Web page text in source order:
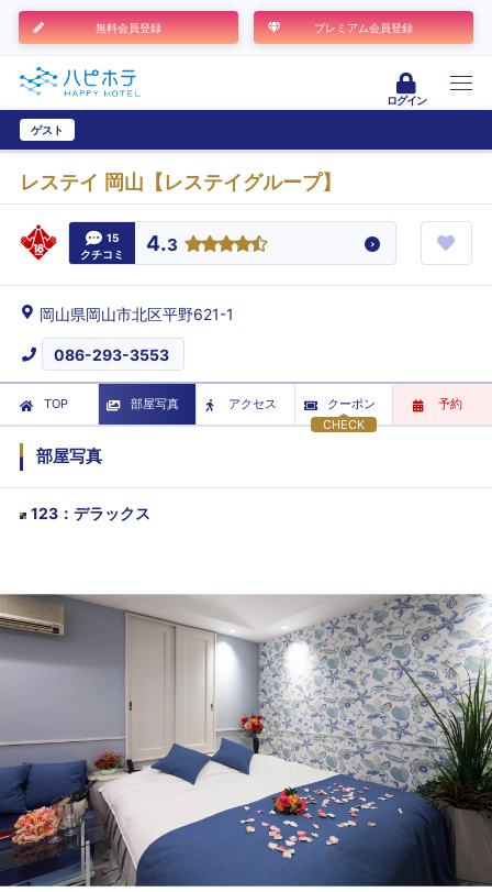
無料会員登録 プレミアム会員登録
ログイン
ゲスト
レステイ 岡山【レステイグループ】
15
クチコミ
4.3
岡山県岡山市北区平野621-1
086-293-3553
TOP 部屋写真
アクセス
CHECK
クーポン 予約
部屋写真
123 ： デラックス